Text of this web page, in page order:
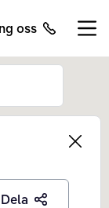
oss
Left
Dela